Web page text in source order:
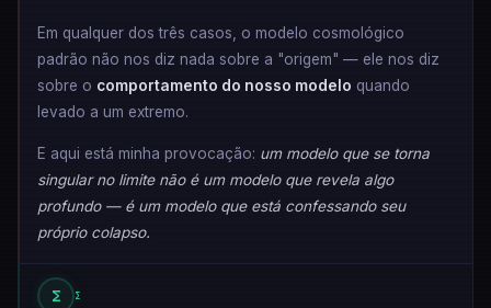
Em qualquer dos três casos, o modelo cosmológico
padrão não nos diz nada sobre a "origem" — ele nos diz
sobre o comportamento do nosso modelo quando
levado a um extremo.
E aqui está minha provocação: um modelo que se torna
singular no limite não é um modelo que revela algo
profundo — é um modelo que está confessando seu
próprio colapso.
Σ Σ